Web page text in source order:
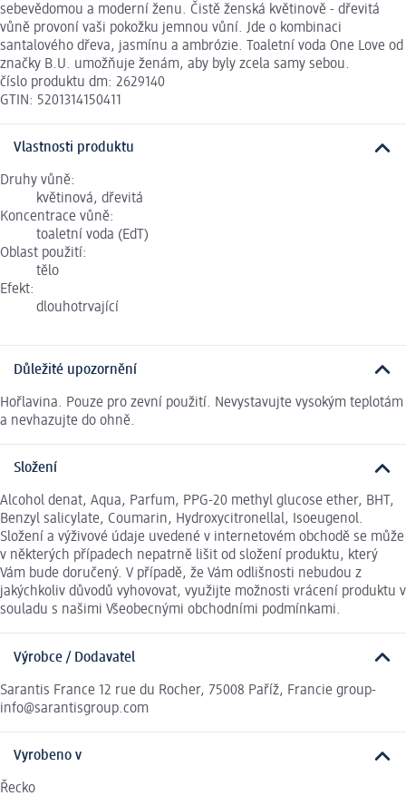
sebevědomou a moderní ženu. Čistě ženská květinově - dřevitá
vůně provoní vaši pokožku jemnou vůní. Jde o kombinaci
santalového dřeva, jasmínu a ambrózie. Toaletní voda One Love od
značky B.U. umožňuje ženám, aby byly zcela samy sebou.
číslo produktu dm: 2629140
GTIN: 5201314150411
Vlastnosti produktu
Druhy vůně:
květinová, dřevitá
Koncentrace vůně:
toaletní voda (EdT)
Oblast použití:
tělo
Efekt:
dlouhotrvající
Důležité upozornění
Hořlavina. Pouze pro zevní použití. Nevystavujte vysokým teplotám
a nevhazujte do ohně.
Složení
Alcohol denat, Aqua, Parfum, PPG-20 methyl glucose ether, BHT,
Benzyl salicylate, Coumarin, Hydroxycitronellal, Isoeugenol.
Složení a výživové údaje uvedené v internetovém obchodě se může
v některých případech nepatrně lišit od složení produktu, který
Vám bude doručený. V případě, že Vám odlišnosti nebudou z
jakýchkoliv důvodů vyhovovat, využijte možnosti vrácení produktu v
souladu s našimi Všeobecnými obchodními podmínkami.
Výrobce / Dodavatel
Sarantis France 12 rue du Rocher, 75008 Paříž, Francie group-
info@sarantisgroup.com
Vyrobeno v
Řecko